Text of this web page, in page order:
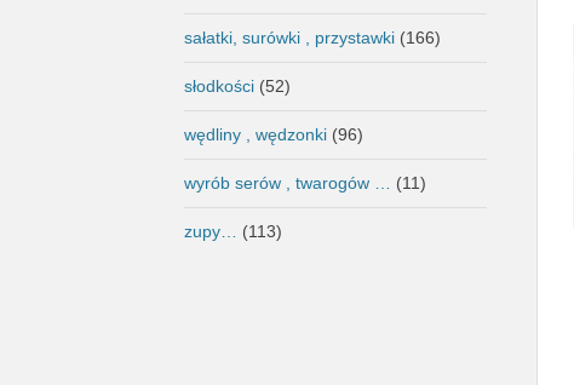
sałatki, surówki , przystawki (166)
słodkości (52)
wędliny , wędzonki (96)
wyrób serów , twarogów … (11)
zupy… (113)